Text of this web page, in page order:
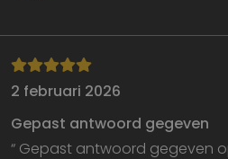
2 februari 2026
Gepast antwoord gegeven
“ Gepast antwoord gegeven